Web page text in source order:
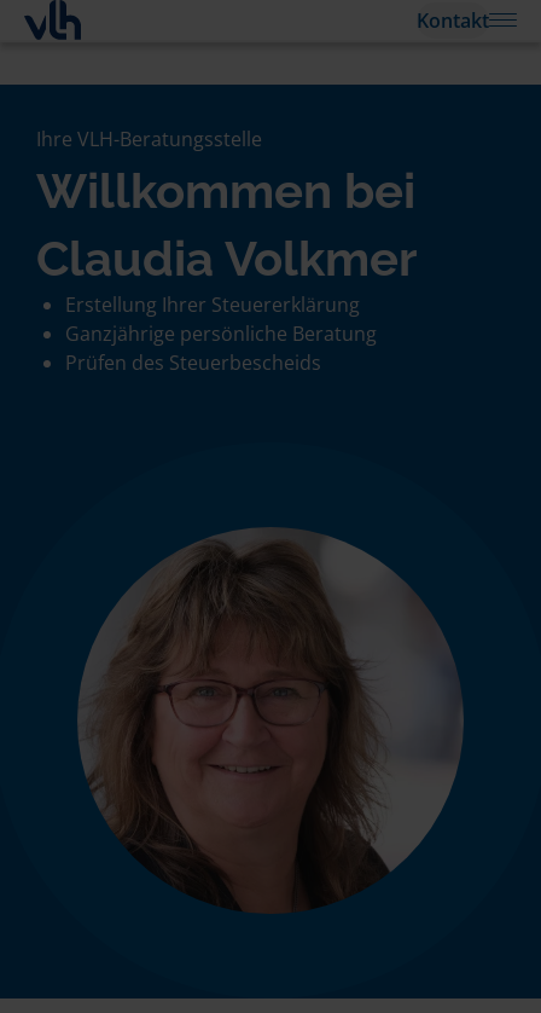
Kontakt
Ihre VLH-Beratungsstelle
Willkommen bei
Claudia Volkmer
Erstellung Ihrer Steuererklärung
Ganzjährige persönliche Beratung
Prüfen des Steuerbescheids